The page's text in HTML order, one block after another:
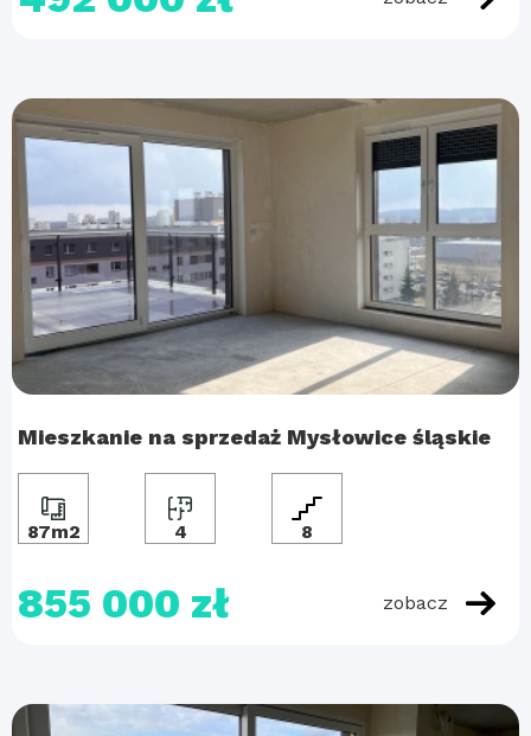
Mieszkanie na sprzedaż Mysłowice śląskie
87m2 4 8
855 000 zł zobacz